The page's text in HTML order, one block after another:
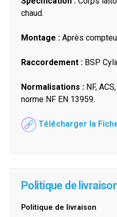
chaud.
Montage : Après
Raccordement : BSP
Normalisations : NF,
norme NF EN 13959.
Télécharger la
Politique de
Politique de livraison